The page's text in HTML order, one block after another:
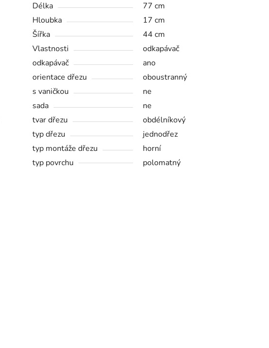
Délka
77 cm
Hloubka
17 cm
Šířka
44 cm
Vlastnosti
odkapávač
odkapávač
ano
orientace dřezu
oboustranný
s vaničkou
ne
sada
ne
tvar dřezu
obdélníkový
typ dřezu
jednodřez
typ montáže dřezu
horní
typ povrchu
polomatný